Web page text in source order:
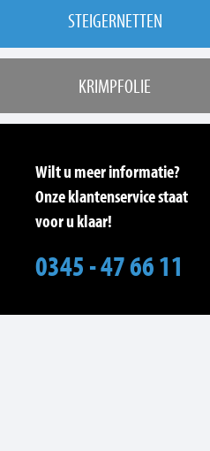
STEIGERNETTEN
KRIMPFOLIE
Wilt u meer informatie?
Onze klantenservice staat
voor u klaar!
0345 - 47 66 11